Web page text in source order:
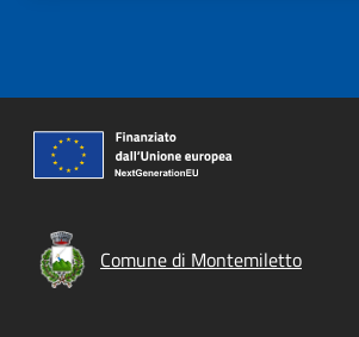
Comune di Montemiletto